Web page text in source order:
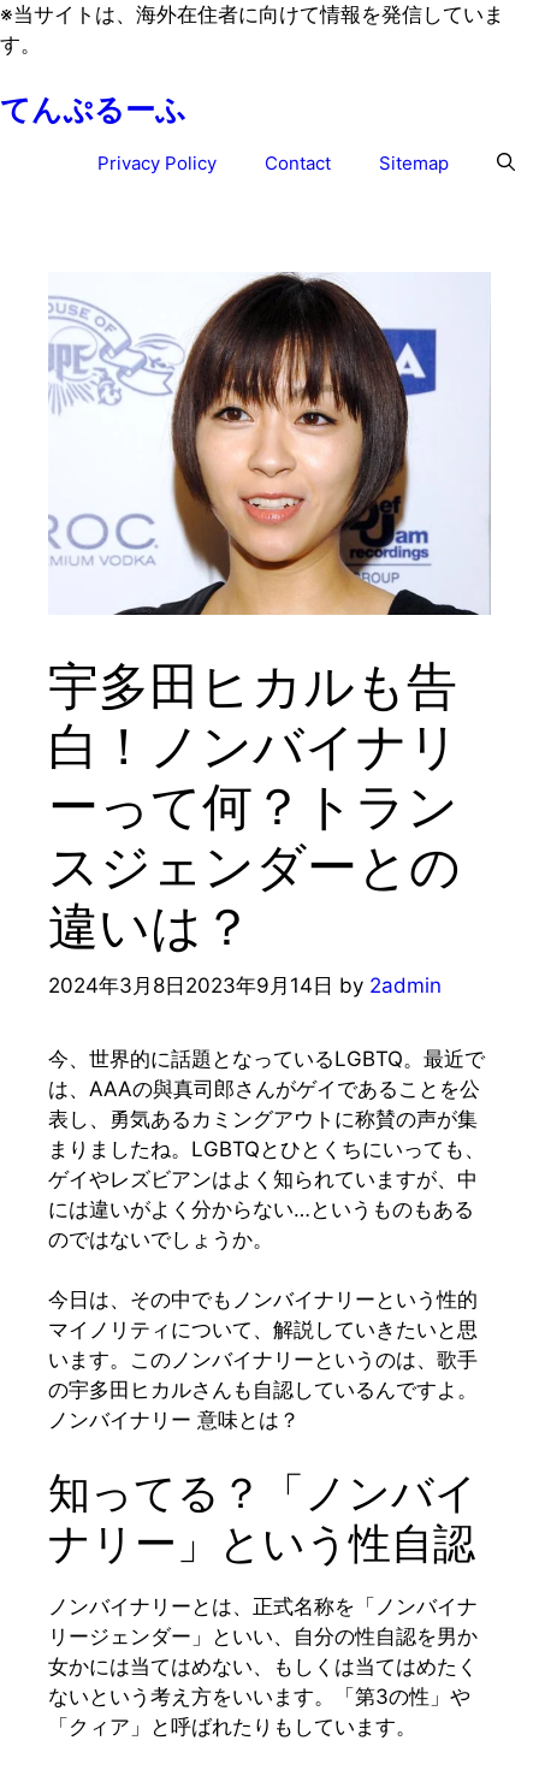
コ
ン
ン
※当サイトは、海外在住者に向けて情報を発信していま
す。
てんぷるーふ
Privacy Policy Contact Sitemap
宇多田ヒカルも告
白！ノンバイナリ
ーって何？トラン
スジェンダーとの
違いは？
2024年3月8日 2023年9月14日 by 2admin
今、世界的に話題となっているLGBTQ。最近で
は、AAAの與真司郎さんがゲイであることを公
表し、勇気あるカミングアウトに称賛の声が集
まりましたね。LGBTQとひとくちにいっても、
ゲイやレズビアンはよく知られていますが、中
には違いがよく分からない…というものもある
のではないでしょうか。
今日は、その中でもノンバイナリーという性的
マイノリティについて、解説していきたいと思
います。このノンバイナリーというのは、歌手
の宇多田ヒカルさんも自認しているんですよ。
ノンバイナリー 意味とは？
知ってる？「ノンバイ
ナリー」という性自認
ノンバイナリーとは、正式名称を「ノンバイナ
リージェンダー」といい、自分の性自認を男か
女かには当てはめない、もしくは当てはめたく
ないという考え方をいいます。「第3の性」や
「クィア」と呼ばれたりもしています。